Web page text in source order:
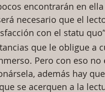
encontrarán en
necesario que el
con el statu quo”
que le obligue a
Pero con eso no
además hay
se acerquen a la